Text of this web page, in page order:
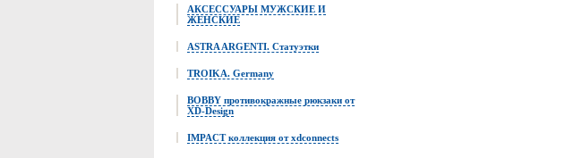
АКСЕССУАРЫ МУЖСКИЕ И
ЖЕНСКИЕ
ASTRA ARGENTI. Статуэтки
TROIKA. Germany
BOBBY противокражные рюкзаки от
XD-Design
IMPACT коллекция от xdconnects